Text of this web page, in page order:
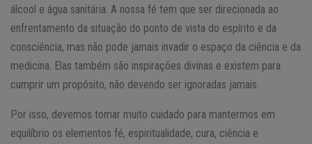
álcool e água sanitária. A nossa fé tem que ser direcionada ao
enfrentamento da situação do ponto de vista do espírito e da
consciência, mas não pode jamais invadir o espaço da ciência e da
medicina. Elas também são inspirações divinas e existem para
cumprir um propósito, não devendo ser ignoradas jamais.
Por isso, devemos tomar muito cuidado para mantermos em
equilíbrio os elementos fé, espiritualidade, cura, ciência e